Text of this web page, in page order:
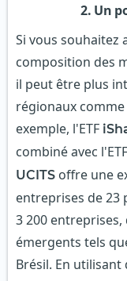
2. Un
Si vous souhaitez
composition des
il peut être plus
régionaux
exemple, l'ETF
combiné avec l'ETF
UCITS offre une
entreprises de 23
3 200 entreprises,
émergents tels
Brésil. En utilisant